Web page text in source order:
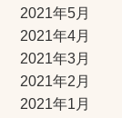
2021年5月
2021年4月
2021年3月
2021年2月
2021年1月